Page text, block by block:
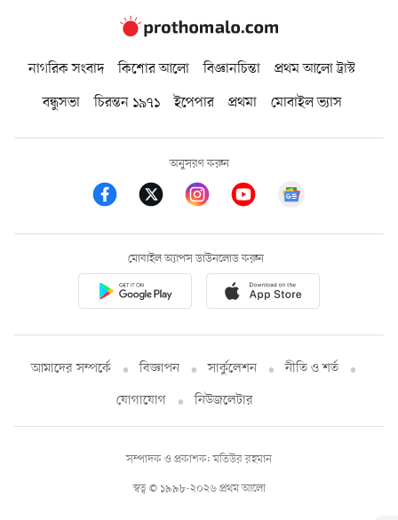
নাগরিক সংবাদ কিশোর আলো বিজ্ঞানচিন্তা
প্রথম আলো ট্রাস্ট
বন্ধুসভা
চিরন্তন ১৯৭১ ইপেপার প্রথমা মোবাইল ভ্যাস
অনুসরণ করুন
মোবাইল অ্যাপস ডাউনলোড করুন
আমাদের সম্পর্কে বিজ্ঞাপন সার্কুলেশন
নীতি ও শর্ত
যোগাযোগ
নিউজলেটার
স্বত্ব © ১৯৯৮-২০২৬ প্রথম আলো
সম্পাদক ও প্রকাশক: মতিউর রহমান